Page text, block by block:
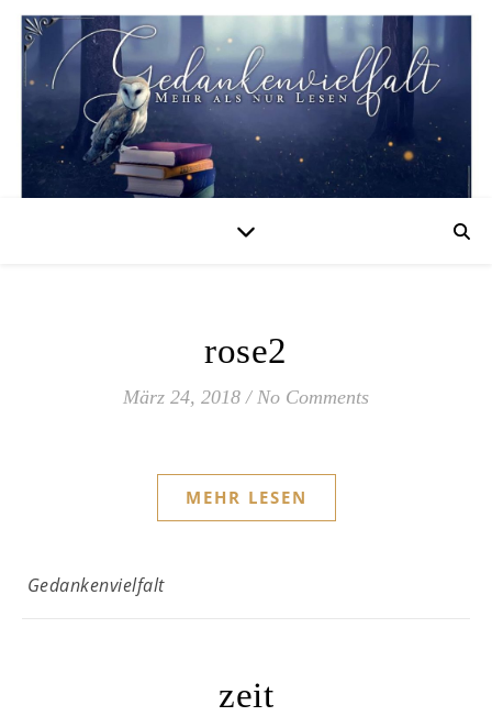
rose2
März 24, 2018 / No Comments
MEHR LESEN
Gedankenvielfalt
zeit